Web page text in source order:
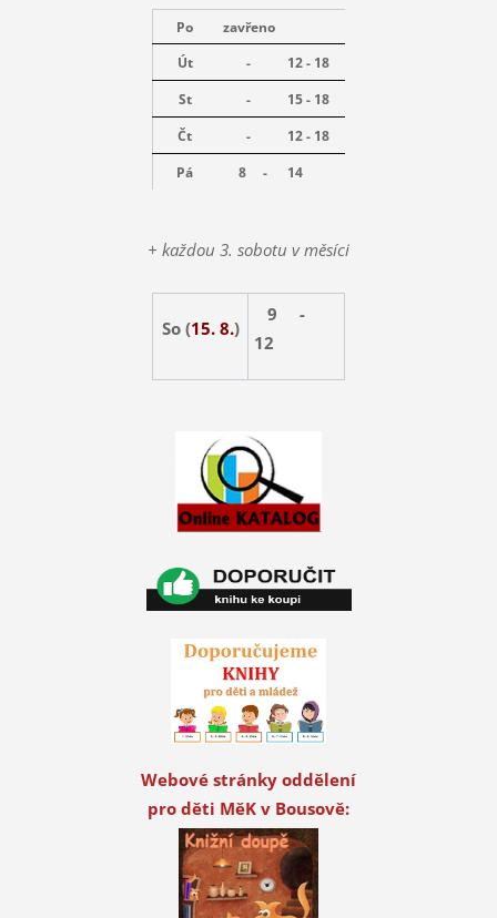
Po
zavřeno
Út
-
12 - 18
St
-
15 - 18
Čt
-
12 - 18
Pá
8 - 14
+ každou 3. sobotu v měsíci
So (15. 8.)
9 -
12
Webové stránky oddělení
pro děti MěK v Bousově: